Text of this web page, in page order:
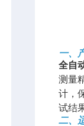
一、
全自
测量
计，
试结
二、